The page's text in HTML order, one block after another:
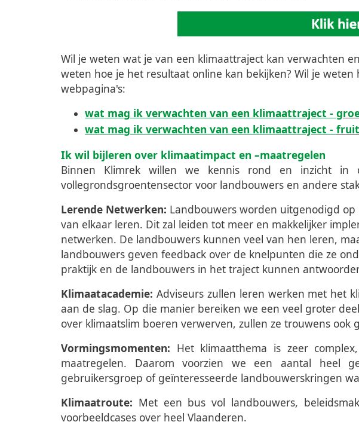
Wil je weten wat je van een klimaattraject kan verwachten
weten hoe je het resultaat online kan bekijken? Wil je
webpagina's:
wat mag ik verwachten van een klimaattraject -
wat mag ik verwachten van een klimaattraject - fruit
Ik wil bijleren over klimaatimpact en –maatregelen
Binnen Klimrek willen we kennis rond en inzicht in
vollegrondsgroentensector voor landbouwers en andere
Lerende Netwerken: Landbouwers worden uitgenodigd
van elkaar leren. Dit zal leiden tot meer en makkelijker
netwerken. De landbouwers kunnen veel van hen leren,
landbouwers geven feedback over de knelpunten die ze
praktijk en de landbouwers in het traject kunnen
Klimaatacademie: Adviseurs zullen leren werken met het
aan de slag. Op die manier bereiken we een veel groter
over klimaatslim boeren verwerven, zullen ze trouwens ook
Vormingsmomenten: Het klimaatthema is zeer
maatregelen. Daarom voorzien we een aantal heel
gebruikersgroep of geïnteresseerde landbouwerskringen
Klimaatroute: Met een bus vol landbouwers,
voorbeeldcases over heel Vlaanderen.